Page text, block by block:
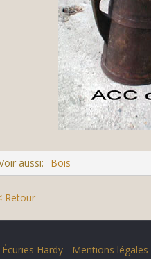
aussi: Bois
Retour
Hardy - Mentions légales